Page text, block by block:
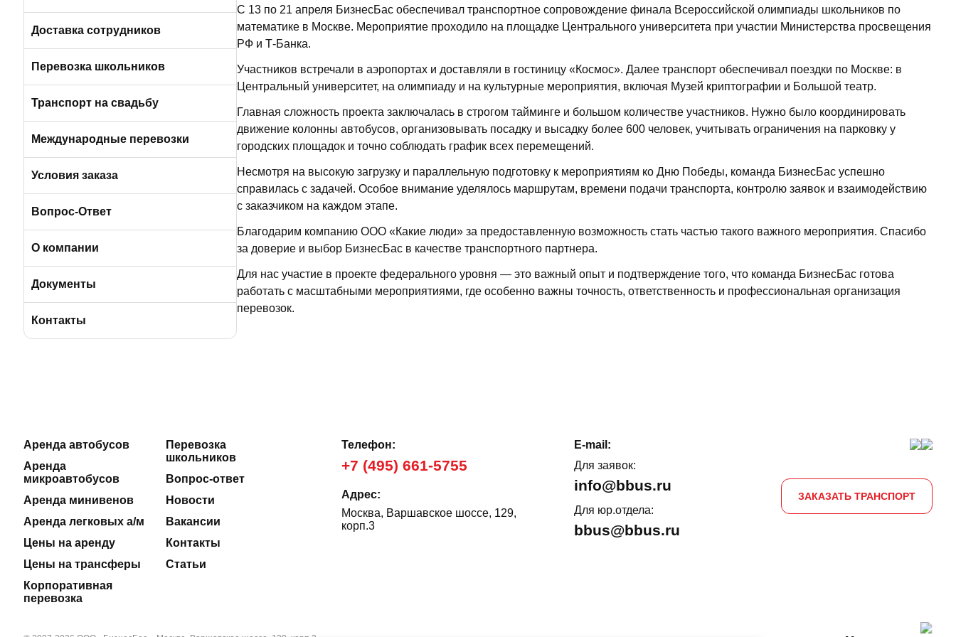
Пригородные автобусы
Вакансии в Санкт-Петербурге
Доставка сотрудников
Автобусами и микроавтобусами
Легковыми авто и минивэнами
Перевозка школьников
Транспорт на свадьбу
Автобусы
Микроавтобусы
Международные перевозки
Условия заказа
Отличия трансфера от аренды
Порядок оплаты услуг
Условия возврата
Вопрос-Ответ
О компании
О компании БизнесБас
BBus Group
Полезные статьи
Документы
Лицензии и удостоверения
Контакты
С 13 по 21 апреля БизнесБас обеспечивал транспортное сопровождение финала Всероссийской олимпиады школьников по
математике в Москве. Мероприятие проходило на площадке Центрального университета при участии Министерства просвещения
РФ и Т-Банка.
Участников встречали в аэропортах и доставляли в гостиницу «Космос». Далее транспорт обеспечивал поездки по Москве: в
Центральный университет, на олимпиаду и на культурные мероприятия, включая Музей криптографии и Большой театр.
Главная сложность проекта заключалась в строгом тайминге и большом количестве участников. Нужно было координировать
движение колонны автобусов, организовывать посадку и высадку более 600 человек, учитывать ограничения на парковку у
городских площадок и точно соблюдать график всех перемещений.
Несмотря на высокую загрузку и параллельную подготовку к мероприятиям ко Дню Победы, команда БизнесБас успешно
справилась с задачей. Особое внимание уделялось маршрутам, времени подачи транспорта, контролю заявок и взаимодействию
с заказчиком на каждом этапе.
Благодарим компанию ООО «Какие люди» за предоставленную возможность стать частью такого важного мероприятия. Спасибо
за доверие и выбор БизнесБас в качестве транспортного партнера.
Для нас участие в проекте федерального уровня — это важный опыт и подтверждение того, что команда БизнесБас готова
работать с масштабными мероприятиями, где особенно важны точность, ответственность и профессиональная организация
перевозок.
Аренда автобусов
Аренда
микроавтобусов
Аренда минивенов
Аренда легковых а/м
Цены на аренду
Цены на трансферы
Корпоративная
перевозка
Перевозка
школьников
Вопрос-ответ
Новости
Вакансии
Контакты
Статьи
Телефон:
+7 (495) 661-5755
Адрес:
Москва, Варшавское шоссе, 129,
корп.3
E-mail:
Для заявок:
info@bbus.ru
Для юр.отдела:
bbus@bbus.ru
ЗАКАЗАТЬ ТРАНСПОРТ